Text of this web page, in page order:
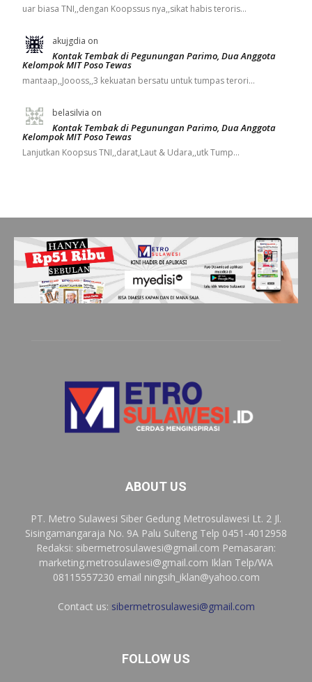
uar biasa TNI,,dengan Koopssus nya,,sikat habis teroris…
akujgdia on
Kontak Tembak di Pegunungan Parimo, Dua Anggota
Kelompok MIT Poso Tewas
mantaap,,Joooss,,3 kekuatan bersatu untuk tumpas terori…
belasilvia on
Kontak Tembak di Pegunungan Parimo, Dua Anggota
Kelompok MIT Poso Tewas
Lanjutkan Koopsus TNI,,darat,Laut & Udara,,utk Tump…
ABOUT US
PT. Metro Sulawesi Siber Gedung Metrosulawesi Lt. 2 Jl.
Sisingamangaraja No. 9A Palu Sulteng Telp 0451-4012958
Redaksi: sibermetrosulawesi@gmail.com Pemasaran:
marketing.metrosulawesi@gmail.com Iklan Telp/WA
08115557230 email ningsih_iklan@yahoo.com
Contact us: sibermetrosulawesi@gmail.com
FOLLOW US